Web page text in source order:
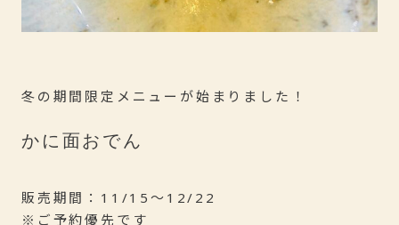
冬の期間限定メニューが始まりました！
かに面おでん
販売期間：11/15〜12/22
※ご予約優先です